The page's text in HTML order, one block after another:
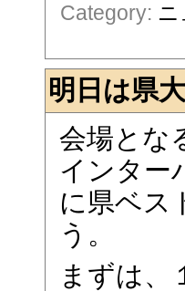
Category:
明日は県
会場とな
インター
に県ベス
う。
まずは